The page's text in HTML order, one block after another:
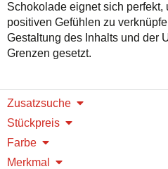
Schokolade eignet sich perfekt,
positiven Gefühlen zu
Gestaltung des Inhalts und der
Grenzen gesetzt.
Zusatzsuche
Stückpreis
Farbe
Merkmal